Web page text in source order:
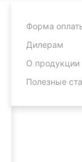
Форма
Дилерам
О продукции
Полезные